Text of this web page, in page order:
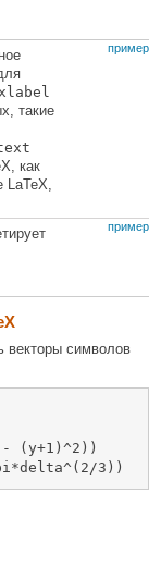
пример
такие
как
LaTeX,
пример
векторы символов
(y+1)^2))
3))